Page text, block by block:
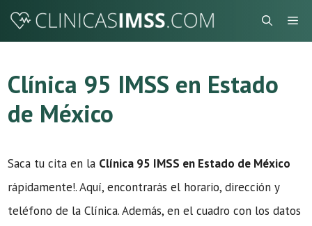
Saltar
Clínica 95 IMSS en Estado
de México
Saca tu cita en la Clínica 95 IMSS en Estado de México
rápidamente!. Aquí, encontrarás el horario, dirección y
teléfono de la Clínica. Además, en el cuadro con los datos